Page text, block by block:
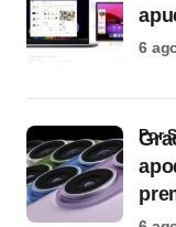
6
por